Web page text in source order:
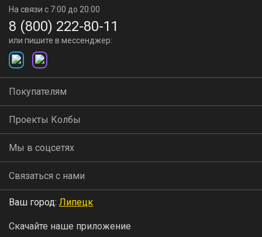
На связи с 7:00 до 20:00
8 (800) 222-80-11
или пишите в мессенджер:
Покупателям
Проекты Колбы
Мы в соцсетях
Связаться с нами
Ваш город: Липецк
Скачайте наше приложение